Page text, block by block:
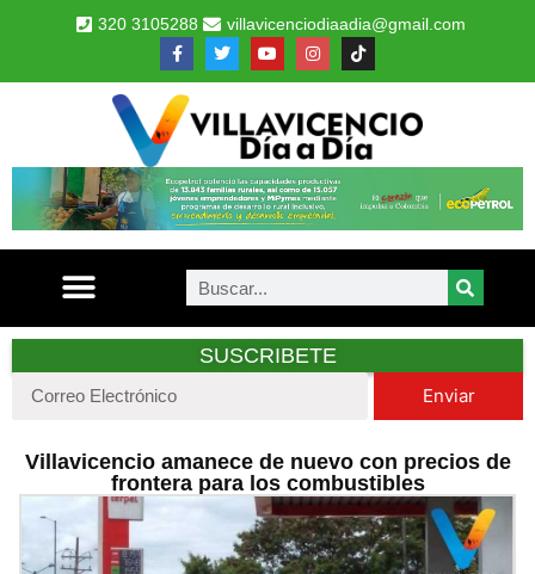
320 3105288 villavicenciodiaadia@gmail.com
SUSCRIBETE
Enviar
Villavicencio amanece de nuevo con precios de
frontera para los combustibles